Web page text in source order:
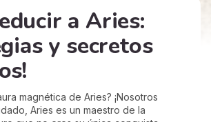
a Aries:
y secretos
magnética de Aries? ¡Nosotros
Aries es un maestro de la